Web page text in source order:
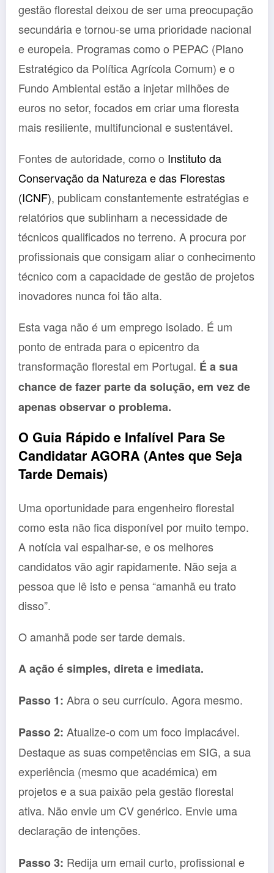
gestão florestal deixou de ser uma preocupação
secundária e tornou-se uma prioridade nacional
e europeia. Programas como o PEPAC (Plano
Estratégico da Política Agrícola Comum) e o
Fundo Ambiental estão a injetar milhões de
euros no setor, focados em criar uma floresta
mais resiliente, multifuncional e sustentável.
Fontes de autoridade, como o Instituto da
Conservação da Natureza e das Florestas
(ICNF), publicam constantemente estratégias e
relatórios que sublinham a necessidade de
técnicos qualificados no terreno. A procura por
profissionais que consigam aliar o conhecimento
técnico com a capacidade de gestão de projetos
inovadores nunca foi tão alta.
Esta vaga não é um emprego isolado. É um
ponto de entrada para o epicentro da
transformação florestal em Portugal. É a sua
chance de fazer parte da solução, em vez de
apenas observar o problema.
O Guia Rápido e Infalível Para Se
Candidatar AGORA (Antes que Seja
Tarde Demais)
Uma oportunidade para engenheiro florestal
como esta não fica disponível por muito tempo.
A notícia vai espalhar-se, e os melhores
candidatos vão agir rapidamente. Não seja a
pessoa que lê isto e pensa “amanhã eu trato
disso”.
O amanhã pode ser tarde demais.
A ação é simples, direta e imediata.
Passo 1: Abra o seu currículo. Agora mesmo.
Passo 2: Atualize-o com um foco implacável.
Destaque as suas competências em SIG, a sua
experiência (mesmo que académica) em
projetos e a sua paixão pela gestão florestal
ativa. Não envie um CV genérico. Envie uma
declaração de intenções.
Passo 3: Redija um email curto, profissional e